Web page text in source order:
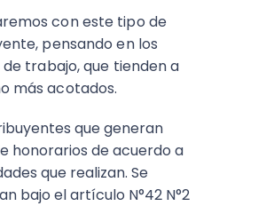
con este tipo de
pensando en los
trabajo, que tienden a
más acotados.
que generan
honorarios de acuerdo a
que realizan. Se
bajo el artículo N°42 N°2